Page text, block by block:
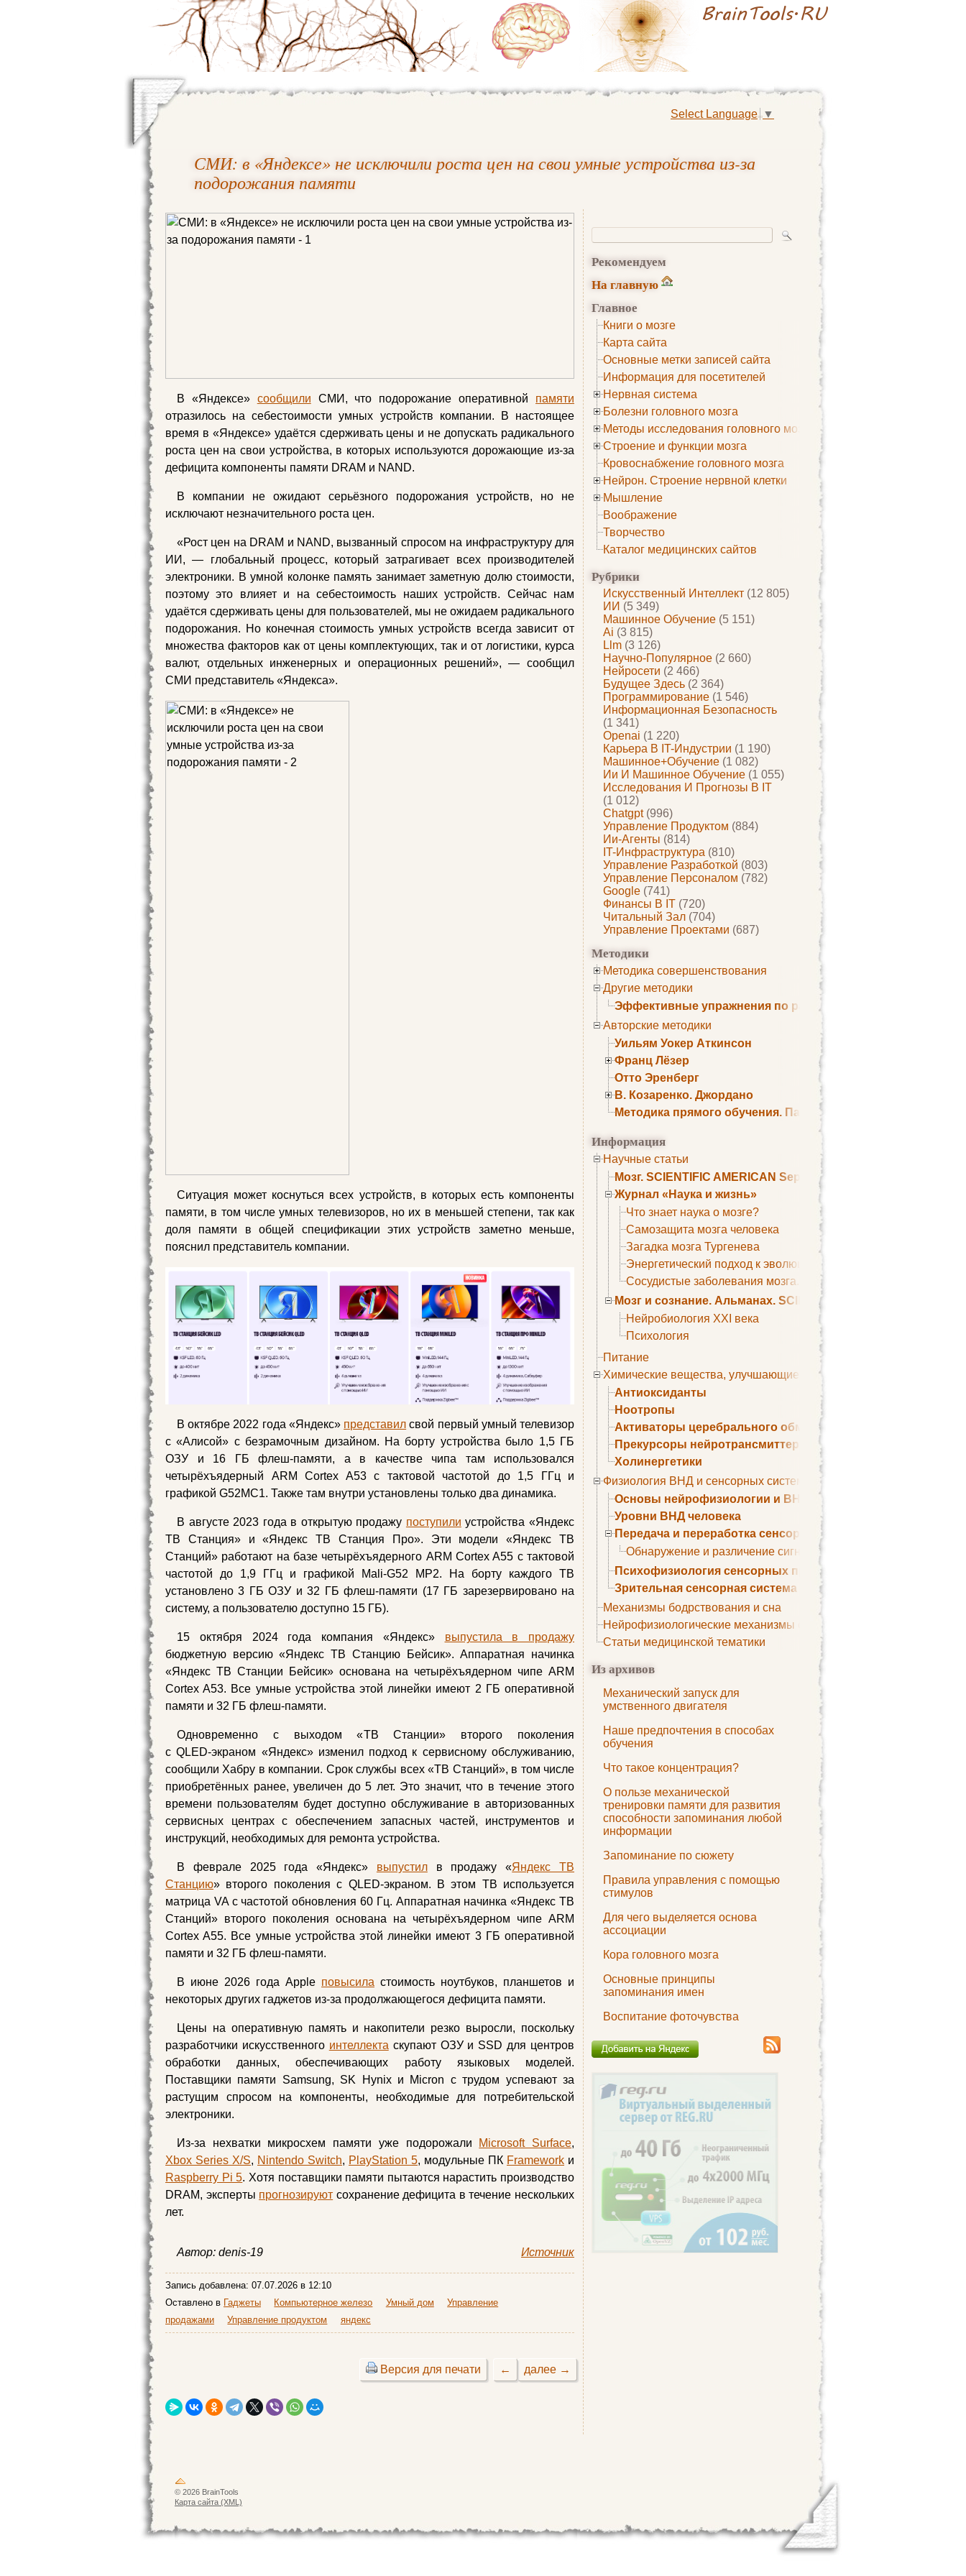
Select Language ▼
СМИ: в «Яндексе» не исключили роста цен на свои умные устройства из-за
подорожания памяти
Рекомендуем
На главную
Главное
Книги о мозге
Карта сайта
Основные метки записей сайта
Информация для посетителей
Нервная система
Болезни головного мозга
Методы исследования головного мозга
Строение и функции мозга
Кровоснабжение головного мозга
Нейрон. Строение нервной клетки
Мышление
Воображение
Творчество
Каталог медицинских сайтов
Рубрики
Искусственный Интеллект (12 805)
ИИ (5 349)
Машинное Обучение (5 151)
Ai (3 815)
Llm (3 126)
Научно-Популярное (2 660)
Нейросети (2 466)
Будущее Здесь (2 364)
Программирование (1 546)
Информационная Безопасность
(1 341)
Openai (1 220)
Карьера В IT-Индустрии (1 190)
Машинное+обучение (1 082)
Ии И Машинное Обучение (1 055)
Исследования И Прогнозы В IT
(1 012)
Chatgpt(996)
Управление Продуктом (884)
Ии-Агенты (814)
IT-Инфраструктура (810)
Управление Разработкой (803)
Управление Персоналом (782)
Google (741)
Финансы В IT (720)
Читальный Зал (704)
Управление Проектами (687)
Методики
Методика совершенствования
Другие методики
Эффективные упражнения по развитию памяти
Авторские методики
Уильям Уокер Аткинсон
Франц Лёзер
Отто Эренберг
В. Козаренко. Джордано
Методика прямого обучения. Пауль Шелли
Информация
Научные статьи
Мозг. SCIENTIFIC AMERICAN September 1979
Журнал «Наука и жизнь»
Что знает наука о мозге?
Самозащита мозга человека
Загадка мозга Тургенева
Энергетический подход к эволюции мозга
Сосудистые заболевания мозга. Все может начаться с
Мозг и сознание. Альманах. SCIENTIFIC AMERICAN
Нейробиология XXI века
Психология
Питание
Химические вещества, улучшающие умственные способности
Антиоксиданты
Ноотропы
Активаторы церебрального обмена веществ
Прекурсоры нейротрансмиттеров
Холинергетики
Физиология ВНД и сенсорных систем
Основы нейрофизиологии и ВНД
Уровни ВНД человека
Передача и переработка сенсорных сигналов
Обнаружение и различение сигналов. Сенсорная рецепция
Психофизиология сенсорных процессов
Зрительная сенсорная система
Механизмы бодрствования и сна
Нейрофизиологические механизмы сна
Статьи медицинской тематики
Из архивов
Механический запуск для
умственного двигателя
Наше предпочтения в способах
обучения
Что такое концентрация?
О пользе механической
тренировки памяти для развития
способности запоминания любой
информации
Запоминание по сюжету
Правила управления с помощью
стимулов
Для чего выделяется основа
ассоциации
Кора головного мозга
Основные принципы
запоминания имен
Воспитание фоточувства
В «Яндексе» сообщили СМИ, что подорожание оперативной памяти
отразилось на себестоимости умных устройств компании. В настоящее
время в «Яндексе» удаётся сдерживать цены и не допускать радикального
роста цен на свои устройства, в которых используются дорожающие из‑за
дефицита компоненты памяти DRAM и NAND.
В компании не ожидают серьёзного подорожания устройств, но не
исключают незначительного роста цен.
«Рост цен на DRAM и NAND, вызванный спросом на инфраструктуру для
ИИ, — глобальный процесс, который затрагивает всех производителей
электроники. В умной колонке память занимает заметную долю стоимости,
поэтому это влияет и на себестоимость наших устройств. Сейчас нам
удаётся сдерживать цены для пользователей, мы не ожидаем радикального
подорожания. Но конечная стоимость умных устройств всегда зависит от
множества факторов как от цены комплектующих, так и от логистики, курса
валют, отдельных инженерных и операционных решений», — сообщил
СМИ представитель «Яндекса».
Ситуация может коснуться всех устройств, в которых есть компоненты
памяти, в том числе умных телевизоров, но их в меньшей степени, так как
доля памяти в общей спецификации этих устройств заметно меньше,
пояснил представитель компании.
В октябре 2022 года «Яндекс» представил свой первый умный телевизор
с «Алисой» с безрамочным дизайном. На борту устройства было 1,5 ГБ
ОЗУ и 16 ГБ флеш-памяти, а в качестве чипа там использовался
четырёхъядерный ARM Cortex A53 с тактовой частотой до 1,5 ГГц и
графикой G52MC1. Также там внутри установлены только два динамика.
В августе 2023 года в открытую продажу поступили устройства «Яндекс
ТВ Станция» и «Яндекс ТВ Станция Про». Эти модели «Яндекс ТВ
Станций» работают на базе четырёхъядерного ARM Cortex A55 с тактовой
частотой до 1,9 ГГц и графикой Mali-G52 MP2. На борту каждого ТВ
установлено 3 ГБ ОЗУ и 32 ГБ флеш-памяти (17 ГБ зарезервировано на
систему, а пользователю доступно 15 ГБ).
15 октября 2024 года компания «Яндекс» выпустила в продажу
бюджетную версию «Яндекс ТВ Станцию Бейсик». Аппаратная начинка
«Яндекс ТВ Станции Бейсик» основана на четырёхъядерном чипе ARM
Cortex A53. Все умные устройства этой линейки имеют 2 ГБ оперативной
памяти и 32 ГБ флеш-памяти.
Одновременно с выходом «ТВ Станции» второго поколения
с QLED‑экраном «Яндекс» изменил подход к сервисному обслуживанию,
сообщили Хабру в компании. Срок службы всех «ТВ Станций», в том числе
приобретённых ранее, увеличен до 5 лет. Это значит, что в течение этого
времени пользователям будет доступно обслуживание в авторизованных
сервисных центрах с обеспечением запасных частей, инструментов и
инструкций, необходимых для ремонта устройства.
В феврале 2025 года «Яндекс» выпустилв продажу «Яндекс ТВ
Станцию» второго поколения с QLED‑экраном. В этом ТВ используется
матрица VA с частотой обновления 60 Гц. Аппаратная начинка «Яндекс ТВ
Станций» второго поколения основана на четырёхъядерном чипе ARM
Cortex A55. Все умные устройства этой линейки имеют 3 ГБ оперативной
памяти и 32 ГБ флеш‑памяти.
В июне 2026 года Apple повысила стоимость ноутбуков, планшетов и
некоторых других гаджетов из-за продолжающегося дефицита памяти.
Цены на оперативную память и накопители резко выросли, поскольку
разработчики искусственного интеллекта скупают ОЗУ и SSD для центров
обработки данных, обеспечивающих работу языковых моделей.
Поставщики памяти Samsung, SK Hynix и Micron с трудом успевают за
растущим спросом на компоненты, необходимые для потребительской
электроники.
Из-за нехватки микросхем памяти уже подорожали Microsoft Surface,
Xbox Series X/S, Nintendo Switch, PlayStation 5, модульные ПК Framework и
Raspberry Pi 5. Хотя поставщики памяти пытаются нарастить производство
DRAM, эксперты прогнозируют сохранение дефицита в течение нескольких
лет.
Автор: denis-19 Источник
Запись добавлена: 07.07.2026 в 12:10
Оставлено в Гаджеты Компьютерное железо Умный дом
Управление
продажами
Управление продуктом яндекс
далее →
←
Версия для печати
© 2026 BrainTools
Карта сайта (XML)